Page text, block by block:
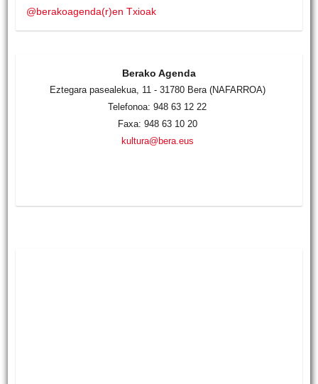
@berakoagenda(r)en Txioak
Berako Agenda
Eztegara pasealekua, 11 - 31780 Bera (NAFARROA)
Telefonoa: 948 63 12 22
Faxa: 948 63 10 20
kultura@bera.eus